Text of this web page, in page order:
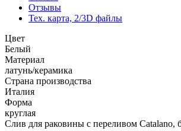
Отзывы
Тех. карта, 2/3D файлы
Цвет
Белый
Материал
латунь/керамика
Страна производства
Италия
Форма
круглая
Слив для раковины с переливом Catalano,